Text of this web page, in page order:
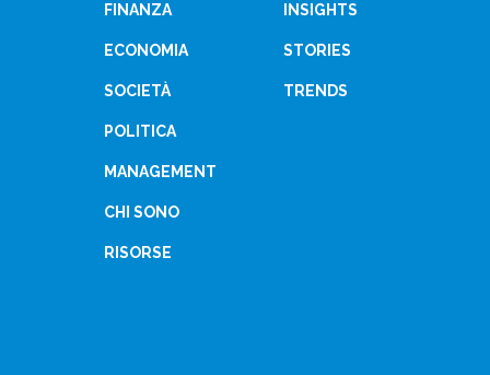
FINANZA
ECONOMIA
SOCIETÀ
POLITICA
MANAGEMENT
CHI SONO
RISORSE
INSIGHTS
STORIES
TRENDS